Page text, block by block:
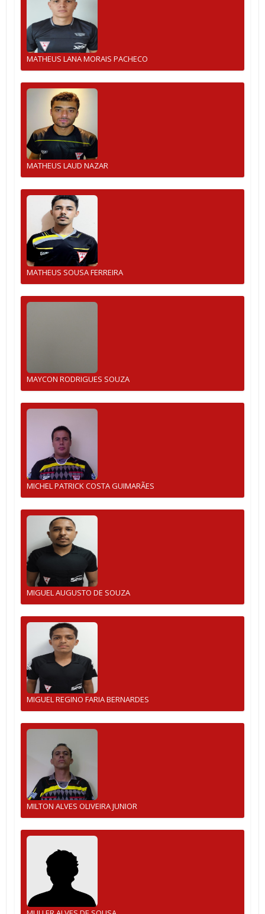
MATHEUS LANA MORAIS PACHECO
MATHEUS LAUD NAZAR
MATHEUS SOUSA FERREIRA
MAYCON RODRIGUES SOUZA
MICHEL PATRICK COSTA GUIMARÃES
MIGUEL AUGUSTO DE SOUZA
MIGUEL REGINO FARIA BERNARDES
MILTON ALVES OLIVEIRA JUNIOR